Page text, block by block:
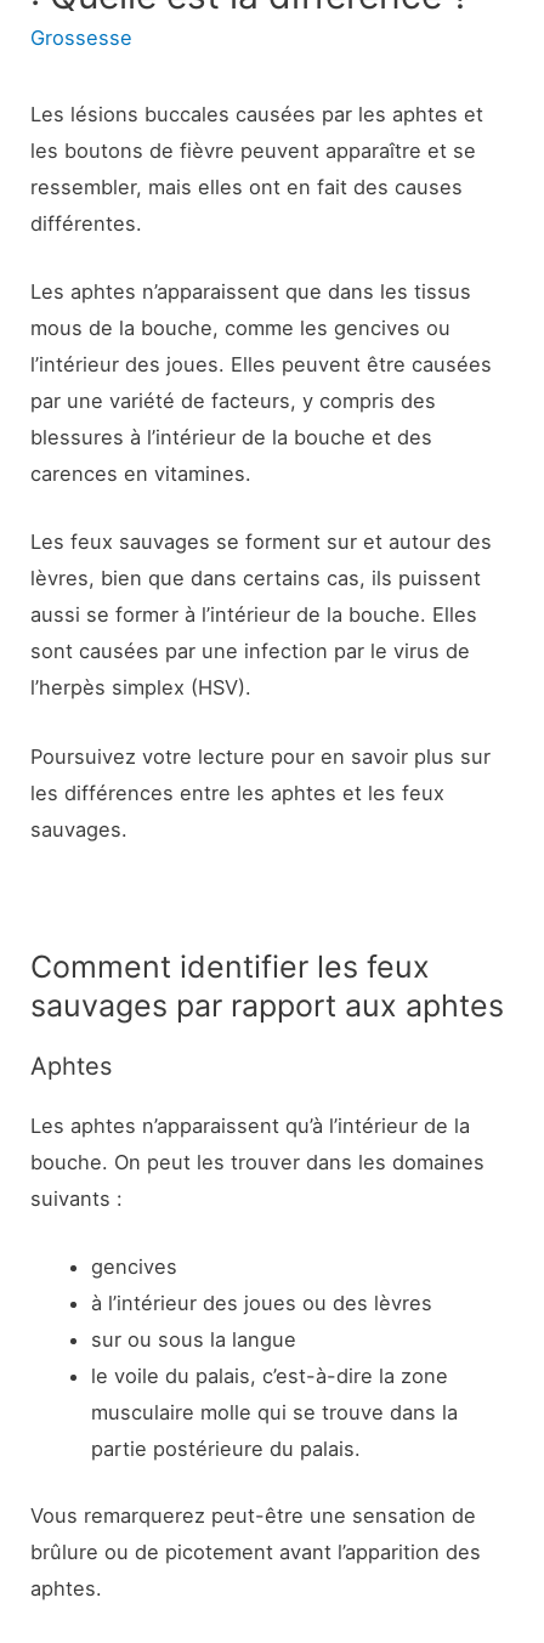
Grossesse
Les lésions buccales causées par les aphtes et
les boutons de fièvre peuvent apparaître et se
ressembler, mais elles ont en fait des causes
différentes.
Les aphtes n’apparaissent que dans les tissus
mous de la bouche, comme les gencives ou
l’intérieur des joues. Elles peuvent être causées
par une variété de facteurs, y compris des
blessures à l’intérieur de la bouche et des
carences en vitamines.
Les feux sauvages se forment sur et autour des
lèvres, bien que dans certains cas, ils puissent
aussi se former à l’intérieur de la bouche. Elles
sont causées par une infection par le virus de
l’herpès simplex (HSV).
Poursuivez votre lecture pour en savoir plus sur
les différences entre les aphtes et les feux
sauvages.
Comment identifier les feux
sauvages par rapport aux aphtes
Aphtes
Les aphtes n’apparaissent qu’à l’intérieur de la
bouche. On peut les trouver dans les domaines
suivants :
gencives
à l’intérieur des joues ou des lèvres
sur ou sous la langue
le voile du palais, c’est-à-dire la zone
musculaire molle qui se trouve dans la
partie postérieure du palais.
Vous remarquerez peut-être une sensation de
brûlure ou de picotement avant l’apparition des
aphtes.